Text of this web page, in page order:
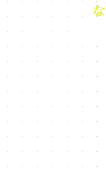
東京都
いかによって
す。
ここでは、職
ます。